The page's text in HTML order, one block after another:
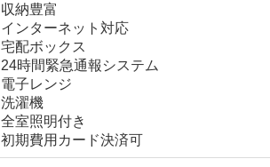
収納豊富
インターネット対応
宅配ボックス
24時間緊急通報システム
電子レンジ
洗濯機
全室照明付き
初期費用カード決済可